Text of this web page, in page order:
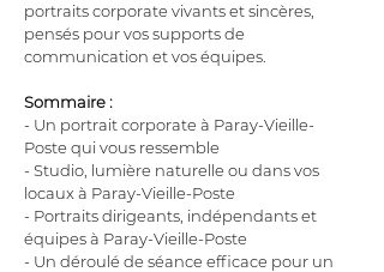
portraits corporate vivants et sincères,
pensés pour vos supports de
communication et vos équipes.
Sommaire :
- Un portrait corporate à Paray-Vieille-
Poste qui vous ressemble
- Studio, lumière naturelle ou dans vos
locaux à Paray-Vieille-Poste
- Portraits dirigeants, indépendants et
équipes à Paray-Vieille-Poste
- Un déroulé de séance efficace pour un